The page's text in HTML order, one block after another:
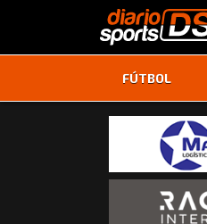
FÚTBOL